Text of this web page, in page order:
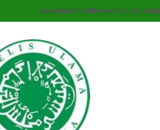
HomeBeritaProfil FatwaFiqihInfo Halal